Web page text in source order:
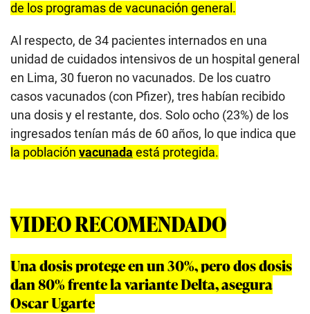
de los programas de vacunación general.
Al respecto, de 34 pacientes internados en una
unidad de cuidados intensivos de un hospital general
en Lima, 30 fueron no vacunados. De los cuatro
casos vacunados (con Pfizer), tres habían recibido
una dosis y el restante, dos. Solo ocho (23%) de los
ingresados tenían más de 60 años, lo que indica que
la población vacunada está protegida.
VIDEO RECOMENDADO
Una dosis protege en un 30%, pero dos dosis
dan 80% frente la variante Delta, asegura
Oscar Ugarte